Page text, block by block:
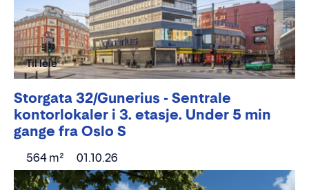
Storgata 32/Gunerius - Sentrale
kontorlokaler i 3. etasje. Under 5 min
gange fra Oslo S
564 m² 01.10.26
Til leie